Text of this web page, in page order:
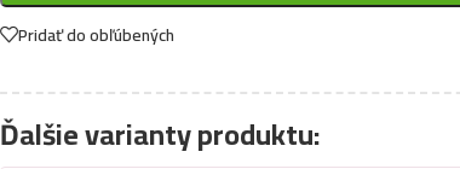
Pridať do obľúbených
Ďalšie varianty produktu: